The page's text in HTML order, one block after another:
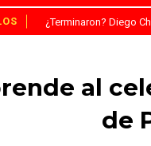
¿Terminaron? Diego
al
de